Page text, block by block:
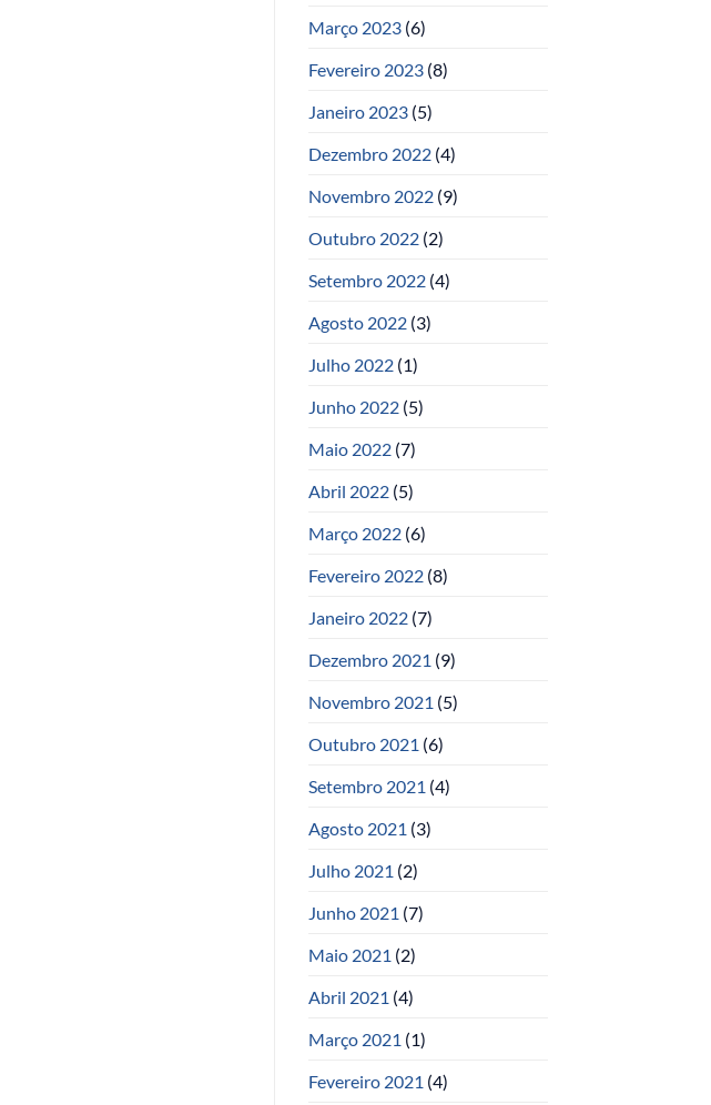
Março 2023(6)
Fevereiro 2023(8)
Janeiro 2023(5)
Dezembro 2022(4)
Novembro 2022(9)
Outubro 2022(2)
Setembro 2022(4)
Agosto 2022(3)
Julho 2022(1)
Junho 2022(5)
Maio 2022(7)
Abril 2022(5)
Março 2022(6)
Fevereiro 2022(8)
Janeiro 2022(7)
Dezembro 2021 (9)
Novembro 2021 (5)
Outubro 2021 (6)
Setembro 2021 (4)
Agosto 2021 (3)
Julho 2021 (2)
Junho 2021 (7)
Maio 2021 (2)
Abril 2021 (4)
Março 2021 (1)
Fevereiro 2021 (4)